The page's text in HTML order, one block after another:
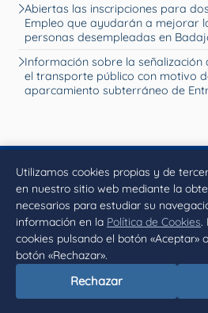
Utilizamos cookies propias y de
en nuestro sitio web mediante la
necesarios para estudiar su
información en la Política de Cookies.
cookies pulsando el botón «Aceptar»
botón «Rechazar».
Rechazar
Abiertas las inscripciones para
Empleo que ayudarán a mejorar
personas desempleadas en
Información sobre la
el transporte público con motivo
aparcamiento subterráneo de
Plaza de España, 1 - 06002
Telf. (+34) 924
Facebook
X